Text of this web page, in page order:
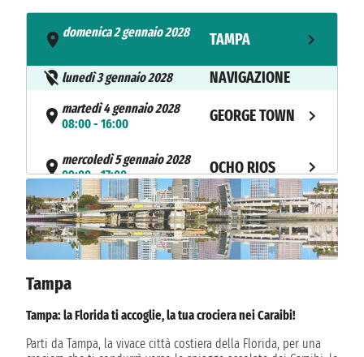
domenica 2 gennaio 2028
TAMPA
lunedì 3 gennaio 2028 NAVIGAZIONE
martedì 4 gennaio 2028
08:00 - 16:00
GEORGE TOWN
mercoledì 5 gennaio 2028
09:00 - 17:00
OCHO RIOS
giovedì 6 gennaio 2028 NAVIGAZIONE
venerdì 7 gennaio 2028
08:00 - 16:00
COZUMEL
sabato 8 gennaio 2028
domenica 9 gennaio 2028
TAMPA
Tampa
Tampa: la Florida ti accoglie, la tua crociera nei Caraibi!
Parti da Tampa, la vivace città costiera della Florida, per una